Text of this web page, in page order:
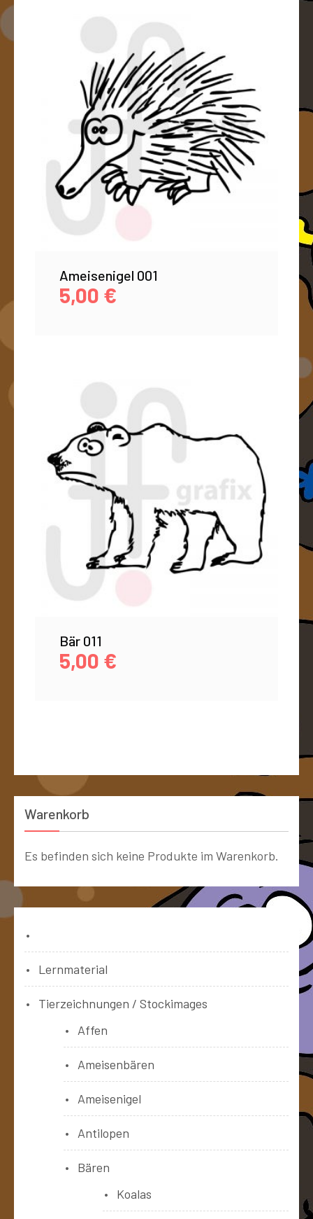
Ameisenigel 001
5,00 €
Bär 011
5,00 €
Warenkorb
Es befinden sich keine Produkte im Warenkorb.
Lernmaterial
Tierzeichnungen / Stockimages
Affen
Ameisenbären
Ameisenigel
Antilopen
Bären
Koalas